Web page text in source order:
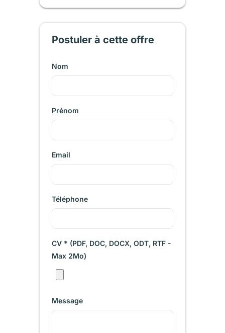
Postuler à cette offre
Nom
Prénom
Email
Téléphone
CV * (PDF, DOC, DOCX, ODT, RTF -
Max 2Mo)
Message